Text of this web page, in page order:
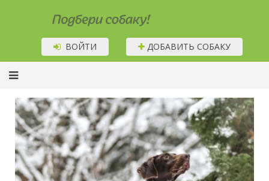
Подбери собаку!
ВОЙТИ ДОБАВИТЬ СОБАКУ